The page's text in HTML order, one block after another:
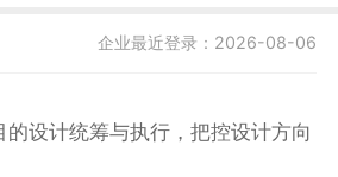
企业最近登录：2026-08-06
的设计统筹与执行，把控设计方向